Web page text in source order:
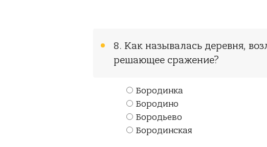
8. Как называлась деревня,
решающее сражение?
Бородинка
Бородино
Бородьево
Бородинская